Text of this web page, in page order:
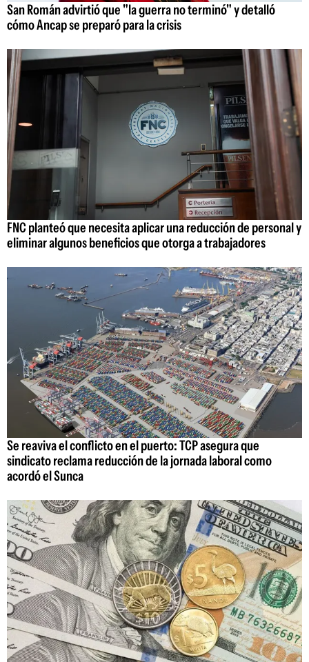
San Román advirtió que "la guerra no terminó" y detalló
cómo Ancap se preparó para la crisis
FNC planteó que necesita aplicar una reducción de personal y
eliminar algunos beneficios que otorga a trabajadores
Se reaviva el conflicto en el puerto: TCP asegura que
sindicato reclama reducción de la jornada laboral como
acordó el Sunca